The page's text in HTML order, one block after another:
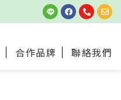
合作品牌 聯絡我們